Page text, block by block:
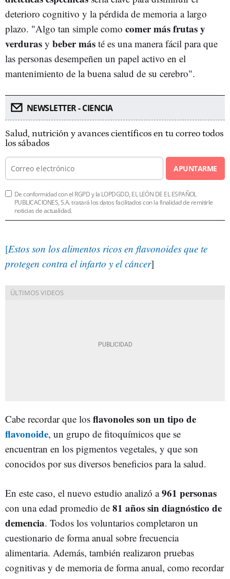
deterioro cognitivo y la pérdida de memoria a largo
plazo. "Algo tan simple como comer más frutas y
verduras y beber más té es una manera fácil para que
las personas desempeñen un papel activo en el
mantenimiento de la buena salud de su cerebro".
NEWSLETTER - CIENCIA
Salud, nutrición y avances científicos en tu correo todos
los sábados
APUNTARME
De conformidad con el RGPD y la LOPDGDD, EL LEÓN DE EL ESPAÑOL
PUBLICACIONES, S.A. tratará los datos facilitados con la finalidad de remitirle
noticias de actualidad.
[Estos son los alimentos ricos en flavonoides que te
protegen contra el infarto y el cáncer]
Cabe recordar que los flavonoles son un tipo de
flavonoide, un grupo de fitoquímicos que se
encuentran en los pigmentos vegetales, y que son
conocidos por sus diversos beneficios para la salud.
En este caso, el nuevo estudio analizó a961 personas
con una edad promedio de 81 años sin diagnóstico de
demencia. Todos los voluntarios completaron un
cuestionario de forma anual sobre frecuencia
alimentaria. Además, también realizaron pruebas
cognitivas y de memoria de forma anual, como recordar